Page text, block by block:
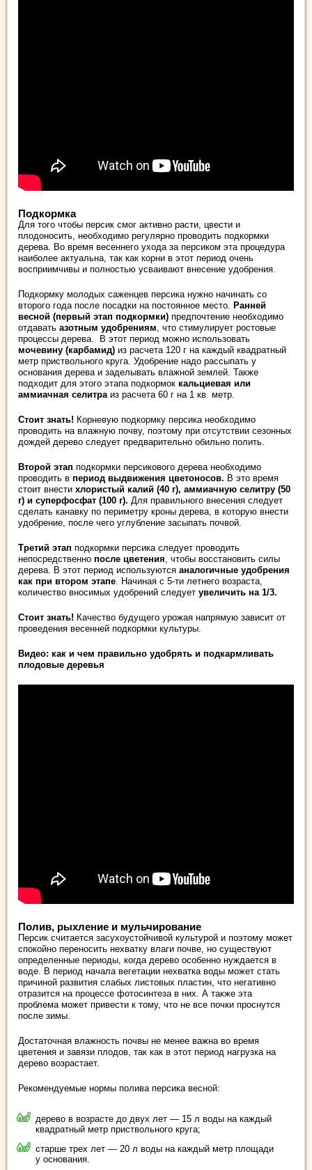
Подкормка
Для того чтобы персик смог активно расти, цвести и
плодоносить, необходимо регулярно проводить подкормки
дерева. Во время весеннего ухода за персиком эта процедура
наиболее актуальна, так как корни в этот период очень
восприимчивы и полностью усваивают внесение удобрения.
Подкормку молодых саженцев персика нужно начинать со
второго года после посадки на постоянное место. Ранней
весной (первый этап подкормки) предпочтение необходимо
отдавать азотным удобрениям, что стимулирует ростовые
процессы дерева. В этот период можно использовать
мочевину (карбамид) из расчета 120 г на каждый квадратный
метр приствольного круга. Удобрение надо рассыпать у
основания дерева и заделывать влажной землей. Также
подходит для этого этапа подкормок кальциевая или
аммиачная селитраиз расчета 60 г на 1 кв. метр.
Стоит знать! Корневую подкормку персика необходимо
проводить на влажную почву, поэтому при отсутствии сезонных
дождей дерево следует предварительно обильно полить.
Второй этап подкормки персикового дерева необходимо
проводить в период выдвижения цветоносов. В это время
стоит внести хлористый калий (40 г), аммиачную селитру (50
г) и суперфосфат (100 г). Для правильного внесения следует
сделать канавку по периметру кроны дерева, в которую внести
удобрение, после чего углубление засыпать почвой.
Третий этап подкормки персика следует проводить
непосредственно после цветения, чтобы восстановить силы
дерева. В этот период используются аналогичные удобрения
как при втором этапе. Начиная с 5-ти летнего возраста,
количество вносимых удобрений следует увеличить на 1/3.
Стоит знать! Качество будущего урожая напрямую зависит от
проведения весенней подкормки культуры.
Видео: как и чем правильно удобрять и подкармливать
плодовые деревья
Полив, рыхление и мульчирование
Персик считается засухоустойчивой культурой и поэтому может
спокойно переносить нехватку влаги почве, но существуют
определенные периоды, когда дерево особенно нуждается в
воде. В период начала вегетации нехватка воды может стать
причиной развития слабых листовых пластин, что негативно
отразится на процессе фотосинтеза в них. А также эта
проблема может привести к тому, что не все почки проснутся
после зимы.
Достаточная влажность почвы не менее важна во время
цветения и завязи плодов, так как в этот период нагрузка на
дерево возрастает.
Рекомендуемые нормы полива персика весной:
дерево в возрасте до двух лет — 15 л воды на каждый
квадратный метр приствольного круга;
старше трех лет — 20 л воды на каждый метр площади
у основания.